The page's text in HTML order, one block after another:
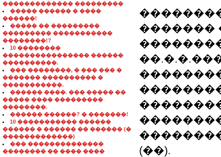
������������� ���������
����� ������ � ����
������!
����� �� ���������
��������� �����������
��������!?
10 ��������
���������������� ������
����������.
��� ��������, � ��� ��� �
������� ���������� �
�����������.
������ ����. ��� ����� ��
����� ���� ���������
��������.
������ ������? � �������!
10 ����������� ������
������ � ������ �� ������ (�
�������������)
��� ��������������
�������� �� ���� ����
�������
(��).